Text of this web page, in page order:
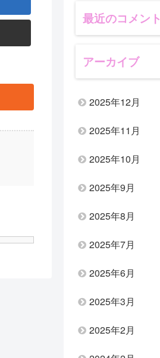
最近のコメント
アーカイブ
2025年12月
2025年11月
2025年10月
2025年9月
2025年8月
2025年7月
2025年6月
2025年3月
2025年2月